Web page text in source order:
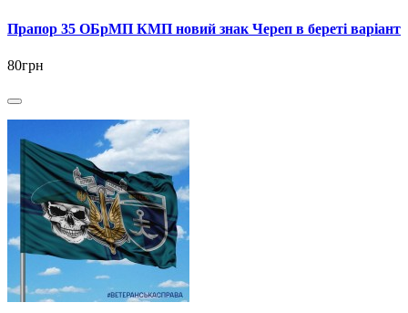
Прапор 35 ОБрМП КМП новий знак Череп в береті варіант
80грн